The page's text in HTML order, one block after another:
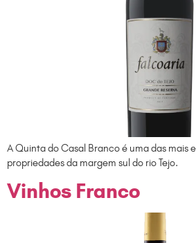
A Quinta do Casal Branco é uma das mais
propriedades da margem sul do rio Tejo.
Vinhos Franco